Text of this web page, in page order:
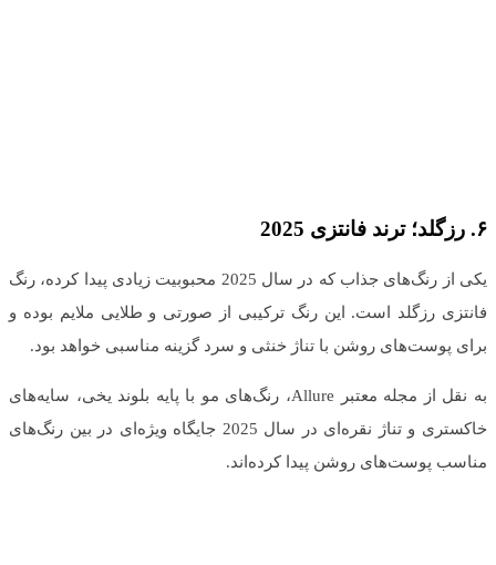
۶. رزگلد؛ ترند فانتزی 2025
یکی از رنگ‌های جذاب که در سال 2025 محبوبیت زیادی پیدا کرده، رنگ
فانتزی رزگلد است. این رنگ ترکیبی از صورتی و طلایی ملایم بوده و
برای پوست‌های روشن با تناژ خنثی و سرد گزینه مناسبی خواهد بود.
به نقل از مجله معتبر Allure، رنگ‌های مو با پایه بلوند یخی، سایه‌های
خاکستری و تناژ نقره‌ای در سال 2025 جایگاه ویژه‌ای در بین رنگ‌های
مناسب پوست‌های روشن پیدا کرده‌اند.